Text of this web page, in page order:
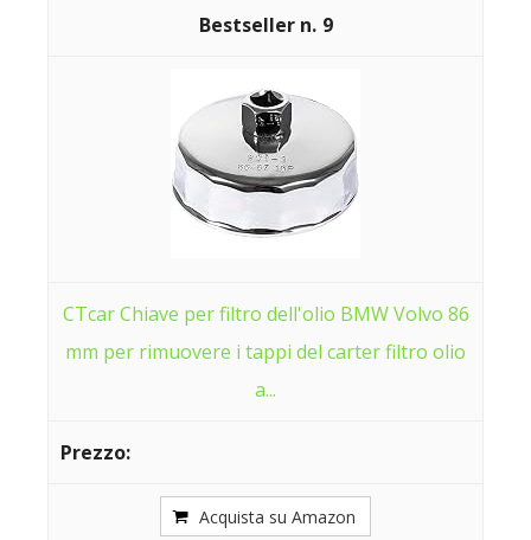
9
CTcar Chiave per filtro dell'olio BMW Volvo 86
mm per rimuovere i tappi del carter filtro olio
a...
Acquista su Amazon